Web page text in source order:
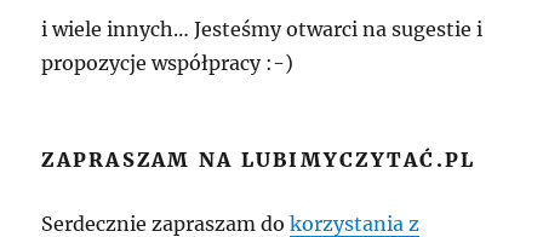
i wiele innych… Jesteśmy otwarci na sugestie i
propozycje współpracy :-)
ZAPRASZAM NA LUBIMYCZYTAĆ.PL
Serdecznie zapraszam dokorzystania z